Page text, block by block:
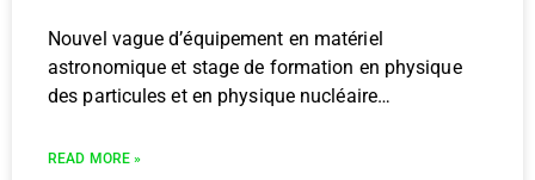
Nouvel vague d’équipement en matériel
astronomique et stage de formation en physique
des particules et en physique nucléaire…
READ MORE »